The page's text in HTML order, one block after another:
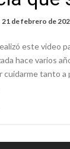
21 de febrero de
este video
hace varios
tanto a